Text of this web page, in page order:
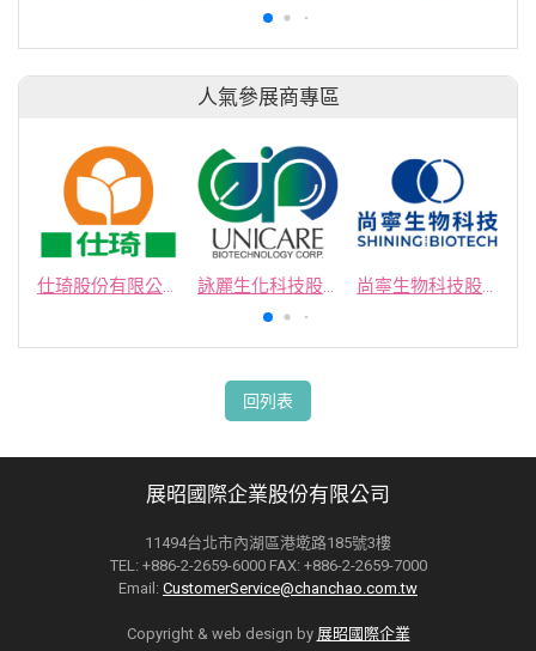
人氣參展商專區
仕琦股份有限公司 詠麗生化科技股份有限公司 尚寧生物科技股份有限公司
回列表
展昭國際企業股份有限公司
11494台北市內湖區港墘路185號3樓
TEL: +886-2-2659-6000 FAX: +886-2-2659-7000
Email: CustomerService@chanchao.com.tw
Copyright & web design by 展昭國際企業